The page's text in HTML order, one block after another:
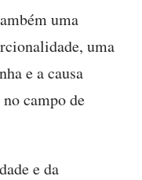
uma
uma
e a causa
campo de
e da